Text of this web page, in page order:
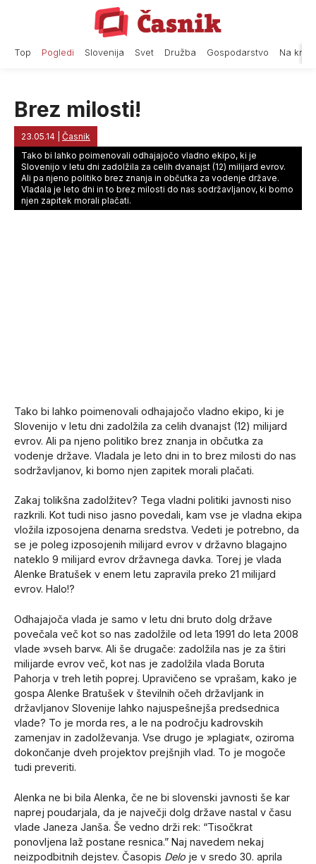
Top Pogledi Slovenija Svet Družba Gospodarstvo Na
Brez milosti!
23.05.14
Časnik
Tako bi lahko poimenovali odhajajočo vladno ekipo, ki je
Slovenijo v letu dni zadolžila za celih dvanajst (12) milijard evrov.
Ali pa njeno politiko brez znanja in občutka za vodenje države.
Vladala je leto dni in to brez milosti do nas sodržavljanov, ki bomo
njen zapitek morali plačati.
Tako bi lahko poimenovali odhajajočo vladno ekipo, ki je
Slovenijo v letu dni zadolžila za celih dvanajst (12) milijard
evrov. Ali pa njeno politiko brez znanja in občutka za
vodenje države. Vladala je leto dni in to brez milosti do nas
sodržavljanov, ki bomo njen zapitek morali plačati.
Zakaj tolikšna zadolžitev? Tega vladni politiki javnosti niso
razkrili. Kot tudi niso jasno povedali, kam vse je vladna ekipa
vložila izposojena denarna sredstva. Vedeti je potrebno, da
se je poleg izposojenih milijard evrov v državno blagajno
nateklo 9 milijard evrov državnega davka. Torej je vlada
Alenke Bratušek v enem letu zapravila preko 21 milijard
evrov. Halo!?
Odhajajoča vlada je samo v letu dni bruto dolg države
povečala več kot so nas zadolžile od leta 1991 do leta 2008
vlade »vseh barv«. Ali še drugače: zadolžila nas je za štiri
milijarde evrov več, kot nas je zadolžila vlada Boruta
Pahorja v treh letih poprej. Upravičeno se vprašam, kako je
gospa Alenke Bratušek v številnih očeh državljank in
državljanov Slovenije lahko najuspešnejša predsednica
vlade? To je morda res, a le na področju kadrovskih
zamenjav in zadolževanja. Vse drugo je »plagiat«, oziroma
dokončanje dveh projektov prejšnjih vlad. To je mogoče
tudi preveriti.
Alenka ne bi bila Alenka, če ne bi slovenski javnosti še kar
naprej poudarjala, da je največji dolg države nastal v času
vlade Janeza Janša. Še vedno drži rek: “Tisočkrat
ponovljena laž postane resnica.” Naj navedem nekaj
neizpodbitnih dejstev. Časopis Delo je v sredo 30. aprila